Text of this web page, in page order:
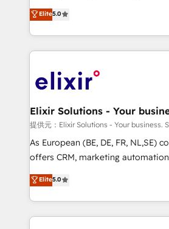
revenue automation 🏢 Real
portfolio and lifecycle
HIPAA-aware; CASL-compliant;
implementations where required 💡 Why 500+
built to scale.
consultancy. Our focus is on
market B2B companies globally
approach to execute their goals
applications of our solutions;
Design, Migrations + Integrations. Mole Street’s
greatness, which is achieved
absolute clarity, derived from a
strategy, executed well, and
results. The culture is driven by
Mindedness, and Clarity. We are driven to win for the
collective good of the company
Elite5.0
提供元：Elixir Solutions - Your business.
As European (BE, DE, FR, NL,SE)
offers CRM, marketing
integration products and services
and enterprise customers. We ensure that your sales,
service and marketing
most effective way, while at the
Elite5.0